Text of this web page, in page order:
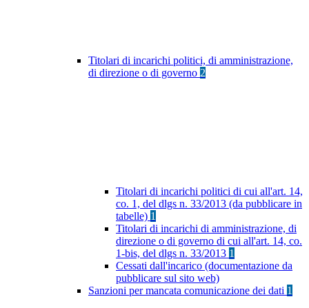
Titolari di incarichi politici, di amministrazione,
di direzione o di governo 2
Titolari di incarichi politici di cui all'art. 14,
co. 1, del dlgs n. 33/2013 (da pubblicare in
tabelle) 1
Titolari di incarichi di amministrazione, di
direzione o di governo di cui all'art. 14, co.
1-bis, del dlgs n. 33/2013 1
Cessati dall'incarico (documentazione da
pubblicare sul sito web)
Sanzioni per mancata comunicazione dei dati 1